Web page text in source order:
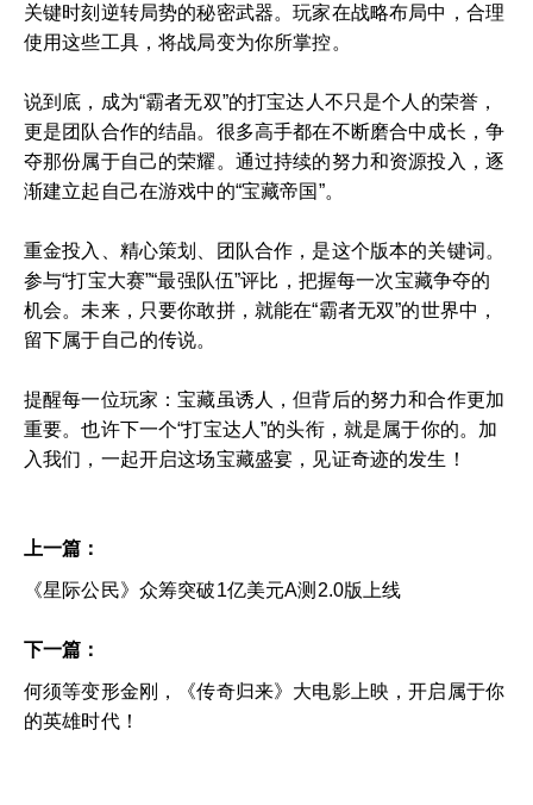
关键时刻逆转局势的秘密武器。玩家在战略布局中，合理
使用这些工具，将战局变为你所掌控。
说到底，成为“霸者无双”的打宝达人不只是个人的荣誉，
更是团队合作的结晶。很多高手都在不断磨合中成长，争
夺那份属于自己的荣耀。通过持续的努力和资源投入，逐
渐建立起自己在游戏中的“宝藏帝国”。
重金投入、精心策划、团队合作，是这个版本的关键词。
参与“打宝大赛”“最强队伍”评比，把握每一次宝藏争夺的
机会。未来，只要你敢拼，就能在“霸者无双”的世界中，
留下属于自己的传说。
提醒每一位玩家：宝藏虽诱人，但背后的努力和合作更加
重要。也许下一个“打宝达人”的头衔，就是属于你的。加
入我们，一起开启这场宝藏盛宴，见证奇迹的发生！
上一篇：
《星际公民》众筹突破1亿美元A测2.0版上线
下一篇：
何须等变形金刚，《传奇归来》大电影上映，开启属于你
的英雄时代！